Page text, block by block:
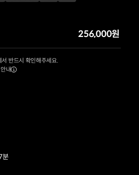
분
256,000원
반드시 확인해주세요.
내